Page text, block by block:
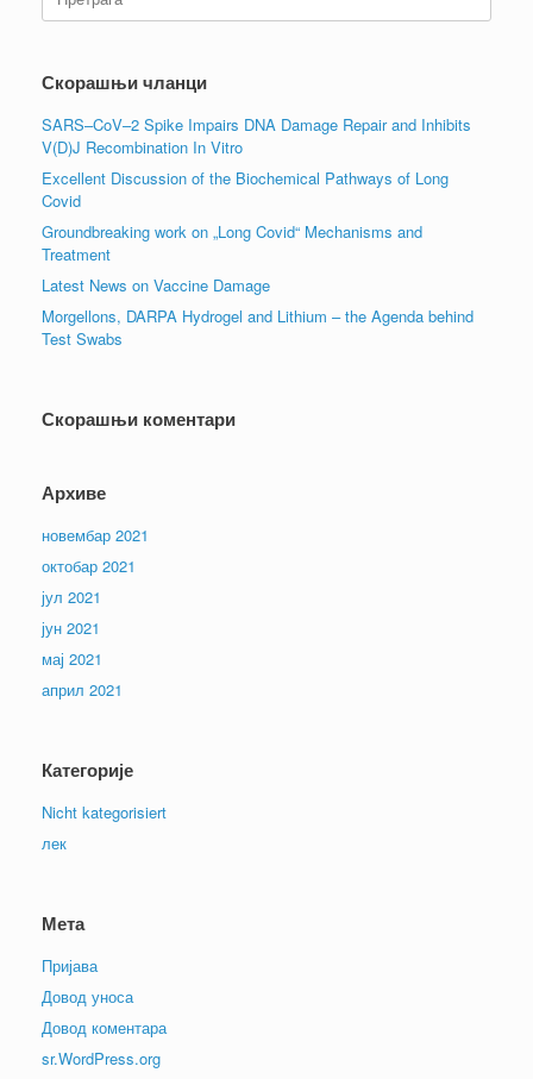
Скорашњи чланци
SARS–CoV–2 Spike Impairs DNA Damage Repair and Inhibits
V(D)J Recombination In Vitro
Excellent Discussion of the Biochemical Pathways of Long
Covid
Groundbreaking work on „Long Covid“ Mechanisms and
Treatment
Latest News on Vaccine Damage
Morgellons, DARPA Hydrogel and Lithium – the Agenda behind
Test Swabs
Скорашњи коментари
Архиве
новембар 2021
октобар 2021
јул 2021
јун 2021
мај 2021
април 2021
Категорије
Nicht kategorisiert
лек
Мета
Пријава
Довод уноса
Довод коментара
sr.WordPress.org